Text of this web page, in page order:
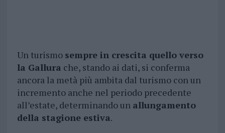
Un turismo sempre in crescita quello verso
la Gallura che, stando ai dati, si conferma
ancora la metà più ambita dal turismo con un
incremento anche nel periodo precedente
all’estate, determinando un allungamento
della stagione estiva.